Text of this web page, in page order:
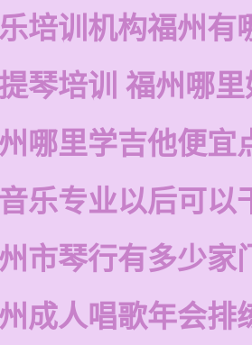
培训机构福州有
琴培训 福州哪
哪里学吉他便宜
乐专业以后可以
市琴行有多少家
成人唱歌年会排